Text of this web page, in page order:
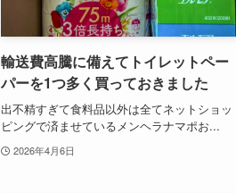
輸送費高騰に備えてトイレットペー
パーを1つ多く買っておきました
出不精すぎて食料品以外は全てネットショッ
ピングで済ませているメンヘラナマポお...
2026年4月6日